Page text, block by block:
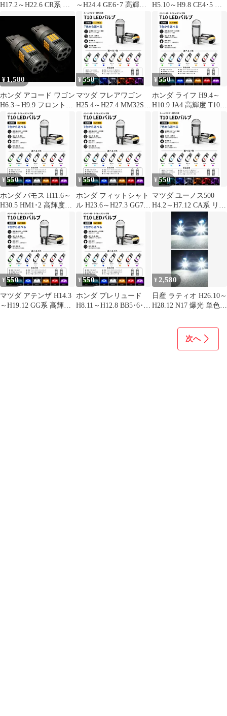
H17.2～H22.6 CR系 フ
ロント 高輝度 T10 LED
バルブ 12V COBチップ
搭載 7色選択可 ルーム
ランプ 室内灯 用 2個
SET 新品
～H24.4 GE6･7 高輝度
T10 LED バルブ 12V
COBチップ搭載 7色選
択可 ナンバー灯 ライセ
ンスランプ 用 2個SET
新品
H5.10～H9.8 CE4･5 ミ
ドル デコトラ屋 正規品
12V 高品質 純白
T10×31mm T10-31mm
LED ルームランプ 室内
灯 車内灯 ドームランプ
マップランプ カーテシ
ランプ 2個SET 新品
¥ 1,580
ホンダ アコード ワゴン
H6.3～H9.9 フロント
CE1 爆光 T20 シング
ル/T20ピンチ部違い兼
用 アンバー LED ウイ
ンカー 冷却ファン搭載
ハイフラ防止抵抗内蔵
2個セット 車検対応
¥550
マツダ フレアワゴン
H25.4～H27.4 MM32S
リア 高輝度 T10 LED
バルブ 12V COBチップ
搭載 7色選択可 ルーム
ランプ 室内灯 用 2個
SET 新品
¥550
ホンダ ライフ H9.4～
H10.9 JA4 高輝度 T10
LED バルブ 12V COBチ
ップ搭載 7色選択可 ナ
ンバー灯 ライセンスラ
ンプ 用 2個SET 新品
¥550
ホンダ バモス H11.6～
H30.5 HM1･2 高輝度
T10 LED バルブ 12V
COBチップ搭載 7色選
択可 ナンバー灯 ライセ
ンスランプ 用 2個SET
新品
¥550
ホンダ フィットシャト
ル H23.6～H27.3 GG7･
8、GP2 高輝度 T10
LED バルブ 12V COBチ
ップ搭載 7色選択可 ナ
ンバー灯 ライセンスラ
ンプ 用 2個SET 新品
¥550
マツダ ユーノス500
H4.2～H7.12 CA系 リア
高輝度 T10 LED バルブ
12V COBチップ搭載 7
色選択可 ルームランプ
室内灯 用 2個SET 新品
¥550
マツダ アテンザ H14.3
～H19.12 GG系 高輝度
¥550
ホンダ プレリュード
H8.11～H12.8 BB5･6･7･
¥2,580
日産 ラティオ H26.10～
H28.12 N17 爆光 単色
SET 特注ハイパワー
LEDチップ搭載 ポン付
次へ